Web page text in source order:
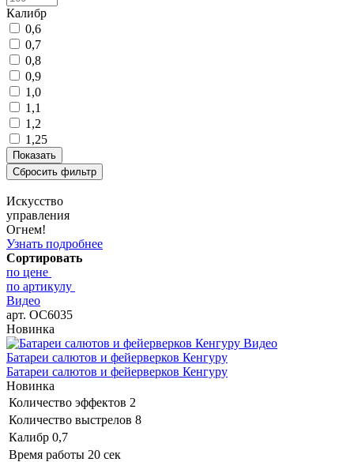
Калибр
0,6
0,7
0,8
0,9
1,0
1,1
1,2
1,25
Искусство
управления
Огнем!
Узнать подробнее
Сортировать
по цене
по артикулу
Видео
арт. ОС6035
Новинка
Видео
Батареи салютов и фейерверков Кенгуру
Батареи салютов и фейерверков Кенгуру
Новинка
Количество эффектов 2
Количество выстрелов 8
Калибр 0,7
Время работы 20 сек